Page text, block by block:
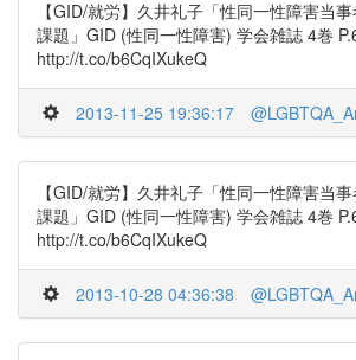
【GID/就労】久井礼子「性同一性障害当
課題」GID (性同一性障害) 学会雑誌 4巻
http://t.co/b6CqIXukeQ
2013-11-25 19:36:17
【GID/就労】久井礼子「性同一性障害当
課題」GID (性同一性障害) 学会雑誌 4巻
http://t.co/b6CqIXukeQ
2013-10-28 04:36:38